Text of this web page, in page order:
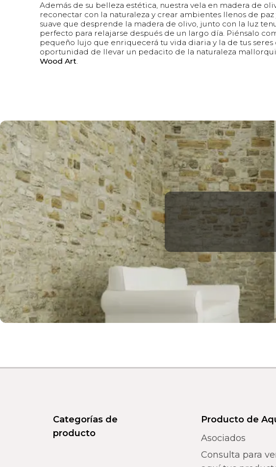
Además de su belleza estética, nuestra vela en madera de
reconectar con la naturaleza y crear ambientes llenos de
suave que desprende la madera de olivo, junto con la luz
perfecto para relajarse después de un largo día. Piénsalo
pequeño lujo que enriquecerá tu vida diaria y la de tus seres
oportunidad de llevar un pedacito de la naturaleza
Wood Art.
Categorías de
producto
Producto de
Asociados
Consulta para